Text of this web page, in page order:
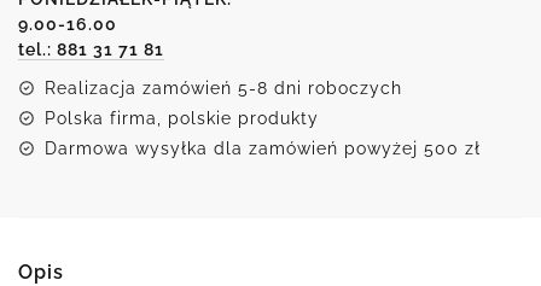
kolorowych
plam
9.00-16.00
tel.: 881 31 71 81
Realizacja zamówień 5-8 dni roboczych
Polska firma, polskie produkty
Darmowa wysyłka dla zamówień powyżej 500 zł
Opis